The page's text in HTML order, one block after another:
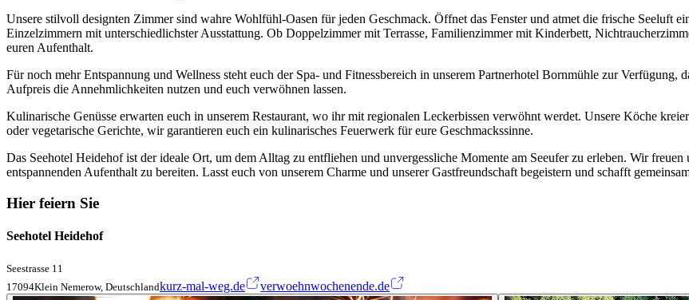
Unsere stilvoll designten Zimmer sind wahre Wohlfühl-Oasen für jeden Geschmack. Öffnet das Fenster und atmet die frische Seeluft
Einzelzimmern mit unterschiedlichster Ausstattung. Ob Doppelzimmer mit Terrasse, Familienzimmer mit Kinderbett,
euren Aufenthalt.
Für noch mehr Entspannung und Wellness steht euch der Spa- und Fitnessbereich in unserem Partnerhotel Bornmühle zur
Aufpreis die Annehmlichkeiten nutzen und euch verwöhnen lassen.
Kulinarische Genüsse erwarten euch in unserem Restaurant, wo ihr mit regionalen Leckerbissen verwöhnt werdet. Unsere Köche
oder vegetarische Gerichte, wir garantieren euch ein kulinarisches Feuerwerk für eure Geschmackssinne.
Das Seehotel Heidehof ist der ideale Ort, um dem Alltag zu entfliehen und unvergessliche Momente am Seeufer zu erleben. Wir
entspannenden Aufenthalt zu bereiten. Lasst euch von unserem Charme und unserer Gastfreundschaft begeistern und schafft
Hier feiern Sie
Seehotel Heidehof
Seestrasse 11
17094Klein Nemerow, Deutschlandkurz-mal-weg.de verwoehnwochenende.de